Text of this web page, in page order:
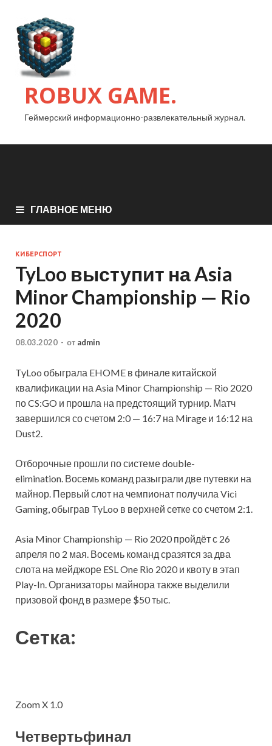
ROBUX GAME.
Геймерский информационно-развлекательный журнал.
ГЛАВНОЕ МЕНЮ
КИБЕРСПОРТ
TyLoo выступит на Asia
Minor Championship — Rio
2020
08.03.2020 - от admin
TyLoo обыграла EHOME в финале китайской
квалификации на Asia Minor Championship — Rio 2020
по CS:GO и прошла на предстоящий турнир. Матч
завершился со счетом 2:0 — 16:7 на Mirage и 16:12 на
Dust2.
Отборочные прошли по системе double-
elimination. Восемь команд разыграли две путевки на
майнор. Первый слот на чемпионат получила Vici
Gaming, обыграв TyLoo в верхней сетке со счетом 2:1.
Asia Minor Championship — Rio 2020 пройдёт с 26
апреля по 2 мая. Восемь команд сразятся за два
слота на мейджоре ESL One Rio 2020 и квоту в этап
Play-In. Организаторы майнора также выделили
призовой фонд в размере $50 тыс.
Сетка:
Zoom X 1.0
Четвертьфинал